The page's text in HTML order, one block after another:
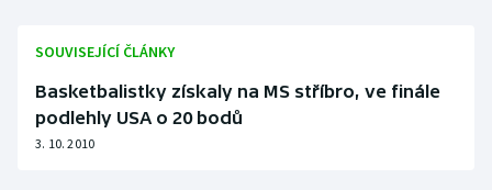
SOUVISEJÍCÍ ČLÁNKY
Basketbalistky získaly na MS stříbro, ve finále
podlehly USA o 20 bodů
3. 10. 2010